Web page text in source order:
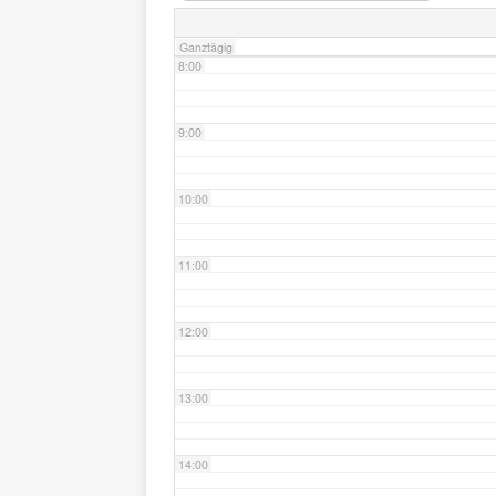
Ganztägig
8:00
9:00
10:00
11:00
12:00
13:00
14:00